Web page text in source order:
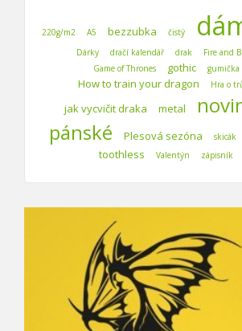
220g/m2 A5 bezzubka čistý
Dárky dračí kalendář drak
Fire and
Game of Thrones
gothic gumička
How to train your dragon Hra o
jak vycvičit draka metal
pánské
Plesová sezóna skicák
toothless Valentýn zápisník